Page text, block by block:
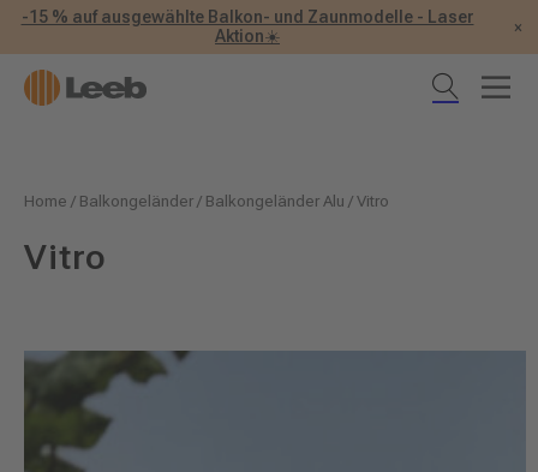
-15 % auf ausgewählte Balkon- und Zaunmodelle - Laser
Aktion☀️
×
Home / Balkongeländer/ Balkongeländer Alu /Vitro
Vitro